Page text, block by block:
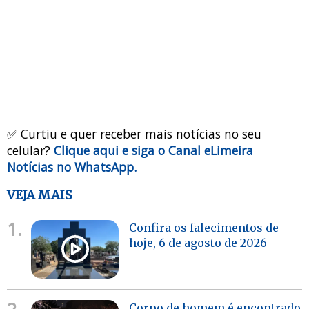
✅ Curtiu e quer receber mais notícias no seu
celular? Clique aqui e siga o Canal eLimeira
Notícias no WhatsApp.
VEJA MAIS
1.
Confira os falecimentos de
hoje, 6 de agosto de 2026